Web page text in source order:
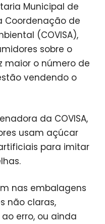
Municipal de
Coordenação de
(COVISA),
sobre o
maior o número de
vendendo o
da COVISA,
usam açúcar
para imitar
nas embalagens
não claras,
erro, ou ainda